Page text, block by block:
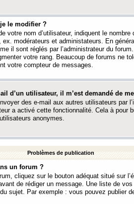
le modifier ?
votre nom d’utilisateur, indiquent le
modérateurs et administateurs. En
il sont réglés par l’administrateur du
votre rang. Beaucoup de forums ne
votre compteur de messages.
d’un utilisateur, il m’est demandé de
des e-mail aux autres utilisateurs par
a activé cette fonctionnalité. Cela à pour
anonymes.
Problèmes de publication
un forum ?
cliquez sur le bouton adéquat situé sur
de rédiger un message. Une liste de
sujet. Par exemple : vous pouvez publier